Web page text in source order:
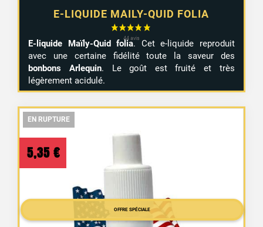
E-LIQUIDE MAILY-QUID FOLIA
E-liquide Maïly-Quid folia. Cet e-liquide reproduit
avec une certaine fidélité toute la saveur des
bonbons Arlequin. Le goût est fruité et très
légèrement acidulé.
EN RUPTURE
OFFRE SPÉCIALE
EN RUPTURE
5,35 €
EN RUPTURE